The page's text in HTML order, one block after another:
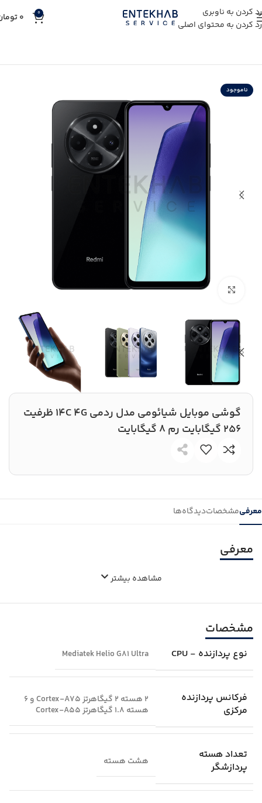
رد کردن به ناوبری
رد کردن به محتوای اصلی
0
0
ناموجود
بزرگنمایی تصویر
گوشی موبايل شیائومی مدل ردمی 14C 4G ظرفیت
256 گیگابایت رم 8 گیگابایت
معرفیمشخصاتدیدگاه‌ها
معرفی
مشاهده بیشتر
مشخصات
نوع پردازنده - CPU Mediatek Helio G81 Ultra
فرکانس پردازنده
مرکزی
2 هسته‌ 2 گیگاهرتز Cortex-A75 و 6
هسته‌ 1.8 گیگاهرتز Cortex-A55
تعداد هسته
پردازشگر
هشت هسته